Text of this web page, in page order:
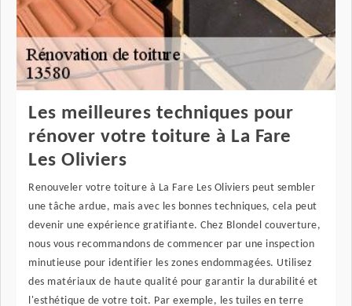
Les meilleures techniques pour
rénover votre toiture à La Fare
Les Oliviers
Renouveler votre toiture à La Fare Les Oliviers peut sembler
une tâche ardue, mais avec les bonnes techniques, cela peut
devenir une expérience gratifiante. Chez Blondel couverture,
nous vous recommandons de commencer par une inspection
minutieuse pour identifier les zones endommagées. Utilisez
des matériaux de haute qualité pour garantir la durabilité et
l'esthétique de votre toit. Par exemple, les tuiles en terre